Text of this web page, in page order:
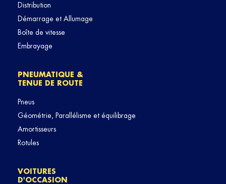
Distribution
Démarrage et Allumage
Boîte de vitesse
Embrayage
PNEUMATIQUE &
TENUE DE ROUTE
Pneus
Géométrie, Parallélisme et équilibrage
Amortisseurs
Rotules
VOITURES
D'OCCASION